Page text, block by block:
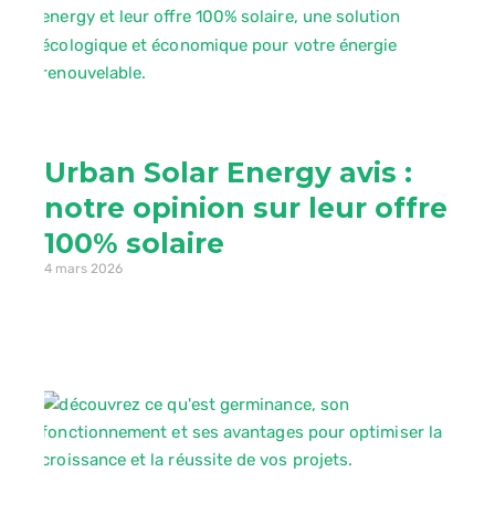
Urban Solar Energy avis :
notre opinion sur leur offre
100% solaire
4 mars 2026